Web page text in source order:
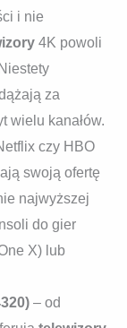
i nie
4K powoli
za
wielu kanałów.
czy HBO
swoją ofertę
najwyższej
do gier
X) lub
– od